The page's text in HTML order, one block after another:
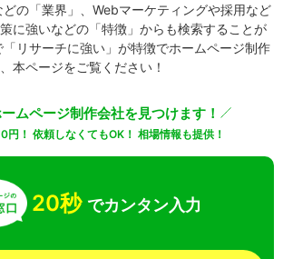
の「業界」、Webマーケティングや採用など
に強いなどの「特徴」からも検索することが
リサーチに強い」が特徴でホームページ制作
本ページをご覧ください！
ムページ制作会社を見つけます！
円！ 依頼しなくてもOK！ 相場情報も提供！
20秒 でカンタン入力